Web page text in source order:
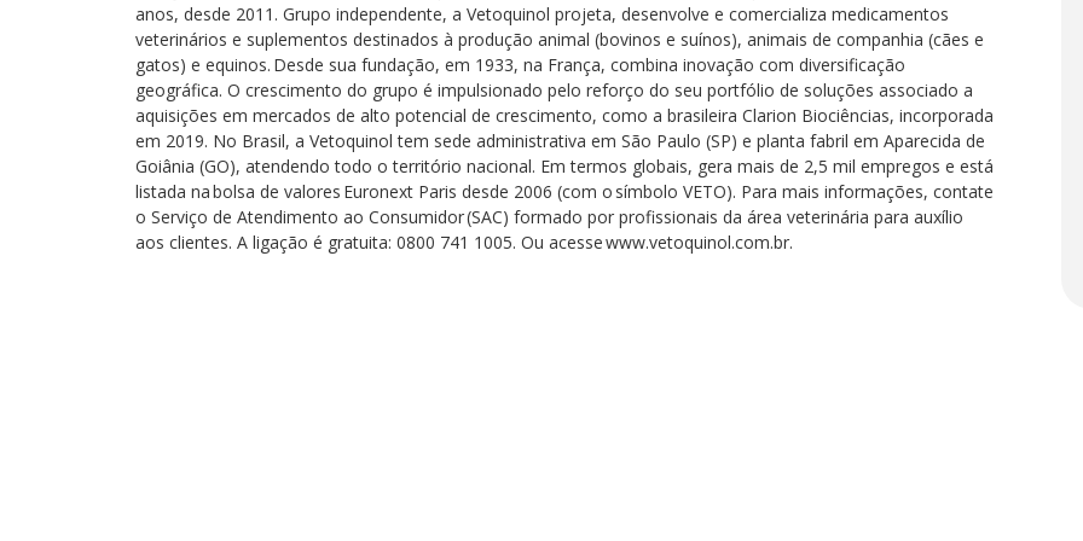
anos, desde 2011. Grupo independente, a Vetoquinol projeta, desenvolve e comercializa medicamentos
veterinários e suplementos destinados à produção animal (bovinos e suínos), animais de companhia (cães e
gatos) e equinos. Desde sua fundação, em 1933, na França, combina inovação com diversificação
geográfica. O crescimento do grupo é impulsionado pelo reforço do seu portfólio de soluções associado a
aquisições em mercados de alto potencial de crescimento, como a brasileira Clarion Biociências, incorporada
em 2019. No Brasil, a Vetoquinol tem sede administrativa em São Paulo (SP) e planta fabril em Aparecida de
Goiânia (GO), atendendo todo o território nacional. Em termos globais, gera mais de 2,5 mil empregos e está
listada na bolsa de valores Euronext Paris desde 2006 (com o símbolo VETO). Para mais informações, contate
o Serviço de Atendimento ao Consumidor (SAC) formado por profissionais da área veterinária para auxílio
aos clientes. A ligação é gratuita: 0800 741 1005. Ou acesse www.vetoquinol.com.br.